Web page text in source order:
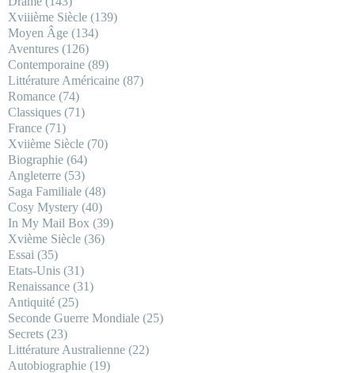
Xviiième Siècle (139)
Moyen Âge (134)
Aventures (126)
Contemporaine (89)
Littérature Américaine (87)
Romance (74)
Classiques (71)
France (71)
Xviième Siècle (70)
Biographie (64)
Angleterre (53)
Saga Familiale (48)
Cosy Mystery (40)
In My Mail Box (39)
Xvième Siècle (36)
Essai (35)
Etats-Unis (31)
Renaissance (31)
Antiquité (25)
Seconde Guerre Mondiale (25)
Secrets (23)
Littérature Australienne (22)
Autobiographie (19)